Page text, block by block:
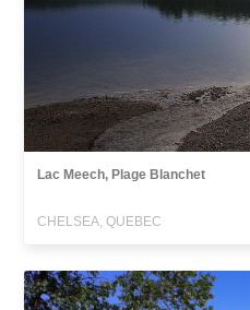
Lac Meech, Plage Blanchet
CHELSEA, QUEBEC